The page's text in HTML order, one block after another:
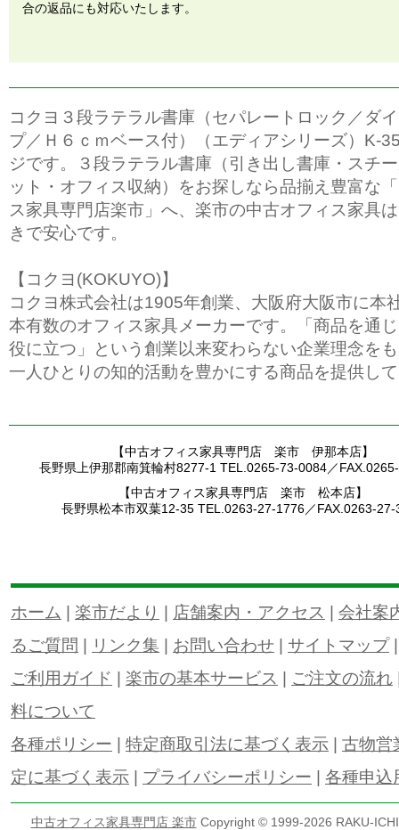
合の返品にも対応いたします。
コクヨ３段ラテラル書庫（セパレートロック／ダ
プ／Ｈ６ｃｍベース付）（エディアシリーズ）K-
ジです。３段ラテラル書庫（引き出し書庫・スチ
ット・オフィス収納）をお探しなら品揃え豊富な
ス家具専門店楽市」へ、楽市の中古オフィス家具
きで安心です。
【コクヨ(KOKUYO)】
コクヨ株式会社は1905年創業、大阪府大阪市に本
本有数のオフィス家具メーカーです。「商品を通
役に立つ」という創業以来変わらない企業理念を
一人ひとりの知的活動を豊かにする商品を提供し
【中古オフィス家具専門店 楽市 伊那本店】
長野県上伊那郡南箕輪村8277-1 TEL.0265-73-0084／
【中古オフィス家具専門店 楽市 松本店】
長野県松本市双葉12-35 TEL.0263-27-1776／FAX.0263-27-
ホーム 楽市だより 店舗案内・アクセス
会社案
るご質問
リンク集 お問い合わせ サイトマップ
ご利用ガイド
楽市の基本サービス ご注文の流れ
料について
各種ポリシー
特定商取引法に基づく表示
古物営
定に基づく表示
プライバシーポリシー 各種申込
中古オフィス家具専門店 楽市Copyright © 1999-2026 RAKU-